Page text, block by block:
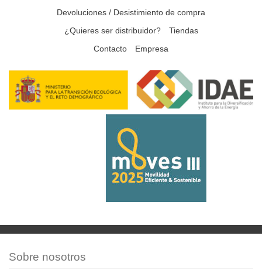
Devoluciones / Desistimiento de compra
¿Quieres ser distribuidor?
Tiendas
Contacto
Empresa
Sobre nosotros